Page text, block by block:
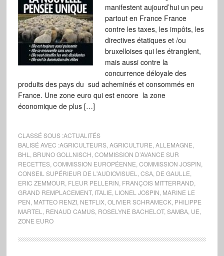
manifestent aujourd’hui un peu
partout en France France
contre les taxes, les impôts, les
directives étatiques et /ou
bruxelloises qui les étranglent,
mais aussi contre la
concurrence déloyale des
produits des pays du sud acheminés et consommés en
France. Une zone euro qui est encore la zone
économique de plus […]
CLASSÉ SOUS :ACTUALITÉS
BALISÉ AVEC :AGRICULTEURS, AGRICULTURE ALLEMAGNE
BHL
BRUNO GOLLNISCH COMMISSION D’AVANCE SUR
RECETTES, COMMISSION EUROPÉENNE COMMISSION JOSPIN
CONSEIL SUPÉRIEUR DE L'AUDIOVISUEL
CSA, DE GAULLE
ERIC ZEMMOUR FLEUR PELLERIN FRANÇOIS MITTERRAND
GRAND REMPLACEMENT, ITALIE LIONEL JOSPIN MARINE LE
PEN MATTEO RENZI, NETFLIX, OLIVIER SCHRAMECK, PHILIPPE
MARTEL
RENAUD CAMUS, ROSELYNE BACHELOT, SAMBA, UE
ZONE EURO